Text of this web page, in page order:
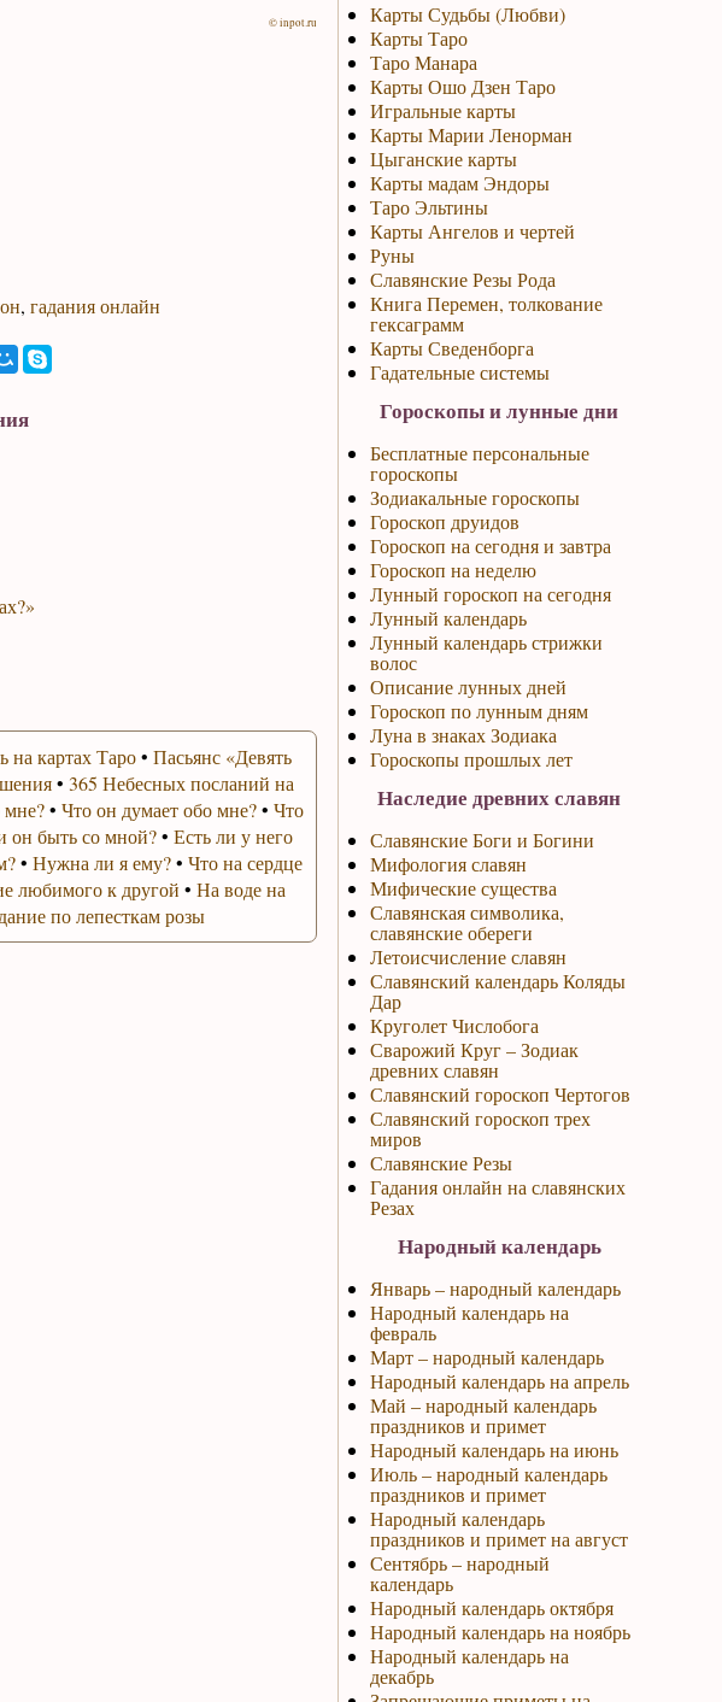
© inpot.ru
, гадания онлайн
на картах Таро• Пасьянс «Девять
• 365 Небесных посланий на
• Что он думает обо мне?• Что
он быть со мной?• Есть ли у него
• Нужна ли я ему?• Что на сердце
любимого к другой • На воде на
по лепесткам розы
Карты Судьбы (Любви)
Карты Таро
Таро Манара
Карты Ошо Дзен Таро
Игральные карты
Карты Марии Ленорман
Цыганские карты
Карты мадам Эндоры
Таро Эльтины
Карты Ангелов и чертей
Руны
Славянские Резы Рода
Книга Перемен, толкование
гексаграмм
Карты Сведенборга
Гадательные системы
Гороскопы и лунные дни
Бесплатные персональные
гороскопы
Зодиакальные гороскопы
Гороскоп друидов
Гороскоп на сегодня и завтра
Гороскоп на неделю
Лунный гороскоп на сегодня
Лунный календарь
Лунный календарь стрижки
волос
Описание лунных дней
Гороскоп по лунным дням
Луна в знаках Зодиака
Гороскопы прошлых лет
Наследие древних славян
Славянские Боги и Богини
Мифология славян
Мифические существа
Славянская символика,
славянские обереги
Летоисчисление славян
Славянский календарь Коляды
Дар
Круголет Числобога
Сварожий Круг – Зодиак
древних славян
Славянский гороскоп Чертогов
Славянский гороскоп трех
миров
Славянские Резы
Гадания онлайн на славянских
Резах
Народный календарь
Январь – народный календарь
Народный календарь на
февраль
Март – народный календарь
Народный календарь на апрель
Май – народный календарь
праздников и примет
Народный календарь на июнь
Июль – народный календарь
праздников и примет
Народный календарь
праздников и примет на август
Сентябрь – народный
календарь
Народный календарь октября
Народный календарь на ноябрь
Народный календарь на
декабрь